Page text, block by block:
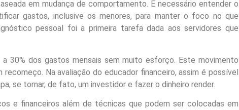
em mudança de comportamento. É necessário entender o
gastos, inclusive os menores, para manter o foco no que
pessoal foi a primeira tarefa dada aos servidores que
30% dos gastos mensais sem muito esforço. Este movimento
Na avaliação do educador financeiro, assim é possível
se tornar, de fato, um investidor e fazer o dinheiro render.
e financeiros além de técnicas que podem ser colocadas em